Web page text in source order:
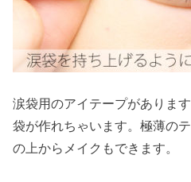
涙袋用のアイテープがありま
袋が作れちゃいます。極薄の
の上からメイクもできます。